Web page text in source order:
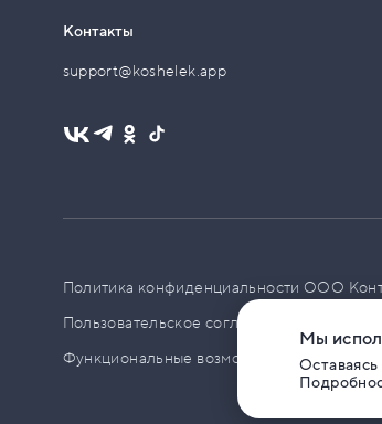
Контакты
support@koshelek.app
Политика конфиденциальности ООО
Пользовательское соглашение
Функциональные возможности ПО
Мы